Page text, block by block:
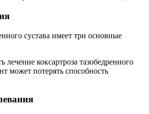
сустава имеет три основные
лечение коксартроза тазобедренного
может потерять способность